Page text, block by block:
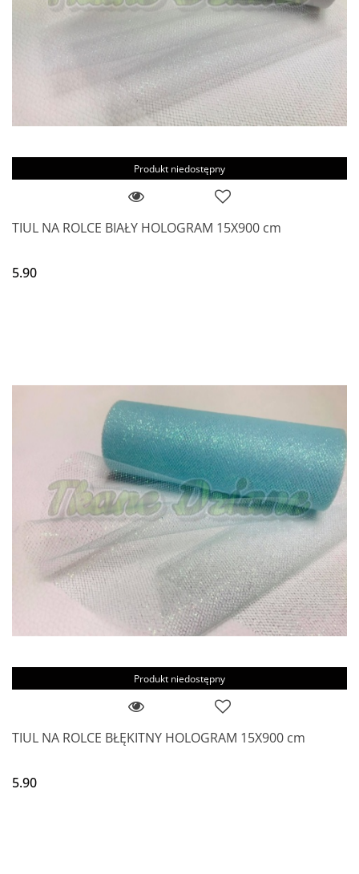
Produkt niedostępny
TIUL NA ROLCE BIAŁY HOLOGRAM 15X900 cm
5.90
Produkt niedostępny
TIUL NA ROLCE BŁĘKITNY HOLOGRAM 15X900 cm
5.90